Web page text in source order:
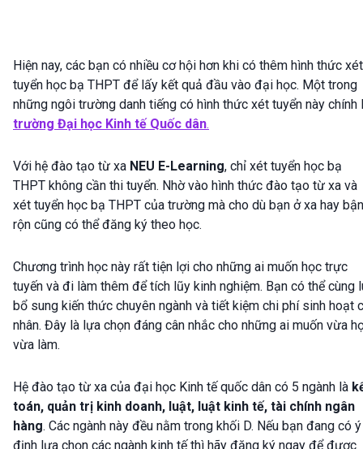
Hiện nay, các bạn có nhiều cơ hội hơn khi có thêm hình thức xét
tuyển học bạ THPT để lấy kết quả đầu vào đại học. Một trong
những ngôi trường danh tiếng có hình thức xét tuyển này chính
trường Đại học Kinh tế Quốc dân.
Với hệ đào tạo từ xa NEU E-Learning, chỉ xét tuyển học bạ
THPT không cần thi tuyển. Nhờ vào hình thức đào tạo từ xa và
xét tuyển học bạ THPT của trường mà cho dù bạn ở xa hay bận
rộn cũng có thể đăng ký theo học.
Chương trình học này rất tiện lợi cho những ai muốn học trực
tuyến và đi làm thêm để tích lũy kinh nghiệm. Bạn có thể cùng
bổ sung kiến thức chuyên ngành và tiết kiệm chi phí sinh hoạt
nhân. Đây là lựa chọn đáng cân nhắc cho những ai muốn vừa
vừa làm.
Hệ đào tạo từ xa của đại học Kinh tế quốc dân có 5 ngành là
toán, quản trị kinh doanh, luật, luật kinh tế, tài chính ngân
hàng. Các ngành này đều nằm trong khối D. Nếu bạn đang có ý
định lựa chọn các ngành kinh tế thì hãy đăng ký ngay để được